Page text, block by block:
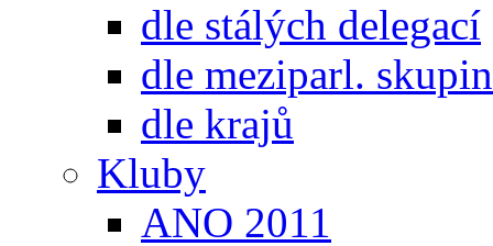
dle stálých delegací
dle meziparl. skupin
dle krajů
Kluby
ANO 2011